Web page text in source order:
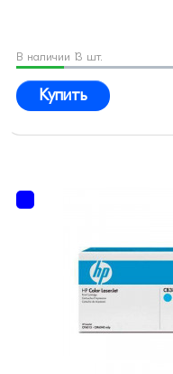
В наличии 13 шт.
Купить